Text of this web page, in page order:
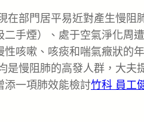
在部門居平易近對產生慢阻
手煙）、處于空氣淨化周
咳嗽、咳痰和喘氣癥狀的
是慢阻肺的高發人群，大夫
添一項肺效能檢討竹科 員工